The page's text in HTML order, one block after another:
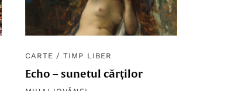
CARTE /TIMP LIBER
Echo – sunetul cărților